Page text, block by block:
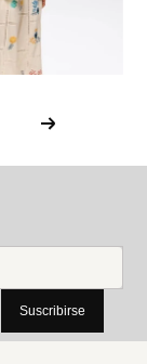
Suscribirse